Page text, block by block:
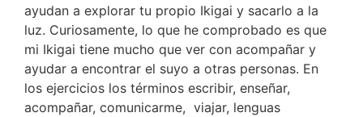
ayudan a explorar tu propio Ikigai y sacarlo a la
luz. Curiosamente, lo que he comprobado es que
mi Ikigai tiene mucho que ver con acompañar y
ayudar a encontrar el suyo a otras personas. En
los ejercicios los términos escribir, enseñar,
acompañar, comunicarme, viajar, lenguas